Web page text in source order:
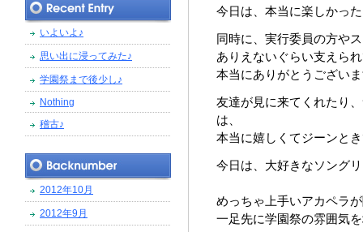
今日は、本当に楽しかっ
同時に、実行委員の方や
ありえないぐらい支えら
本当にありがとうござい
友達が見に来てくれたり
は、
本当に嬉しくてジーンと
今日は、大好きなソング
めっちゃ上手いアカペラ
一足先に学園祭の雰囲気
いよいよ♪
思い出に浸ってみた♪
学園祭まで後少し♪
Nothing
稽古♪
2012年10月
2012年9月